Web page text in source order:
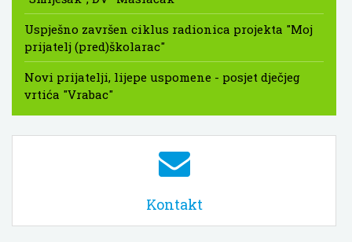
Uspješno završen ciklus radionica projekta "Moj
prijatelj (pred)školarac"
Novi prijatelji, lijepe uspomene - posjet dječjeg
vrtića "Vrabac"
Kontakt